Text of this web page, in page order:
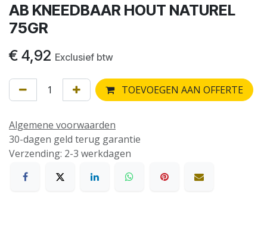
AB KNEEDBAAR HOUT NATUREL
75GR
€ 4,92 Exclusief btw
TOEVOEGEN AAN OFFERTE
Algemene voorwaarden
30-dagen geld terug garantie
Verzending: 2-3 werkdagen